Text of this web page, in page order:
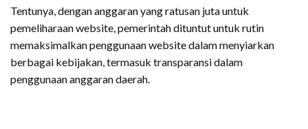
Tentunya, dengan anggaran yang ratusan juta untuk
pemeliharaan website, pemerintah dituntut untuk rutin
memaksimalkan penggunaan website dalam menyiarkan
berbagai kebijakan, termasuk transparansi dalam
penggunaan anggaran daerah.